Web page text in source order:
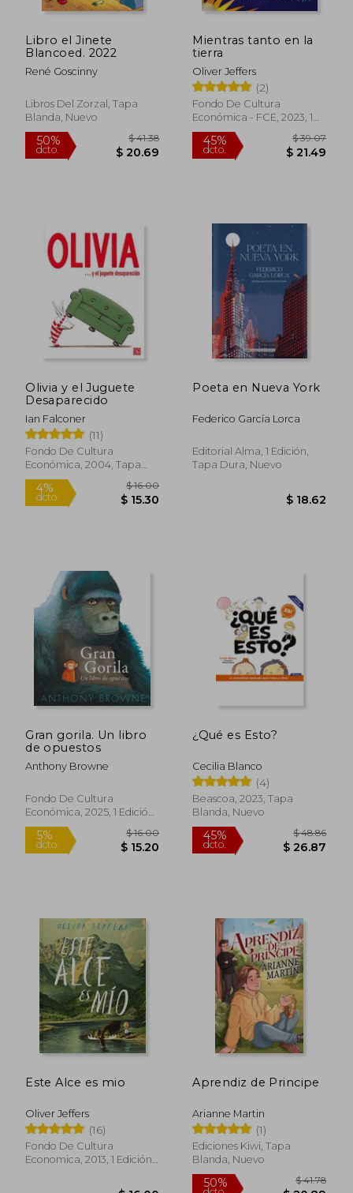
Libro el Jinete
Blancoed. 2022
René Goscinny
Libros Del Zorzal, Tapa
Blanda, Nuevo
50%
dcto.
Mientras tanto en la
tierra
Oliver Jeffers
(2)
Fondo De Cultura
Económica - FCE, 2023, 1
Edición, Tapa Dura, Nuevo
dcto.
Olivia y el Juguete
Desaparecido
Ian Falconer
(11)
Fondo De Cultura
Económica, 2004, Tapa
Dura, Nuevo
4%
dcto.
$ 16.00
$ 15.30
Poeta en Nueva York
Federico García Lorca
Editorial Alma, 1 Edición,
Tapa Dura, Nuevo
Gran gorila. Un libro
de opuestos
Anthony Browne
Fondo De Cultura
Económica, 2025, 1 Edición,
Tapa Dura, Nuevo
¿Qué es Esto?
Cecilia Blanco
(4)
Beascoa, 2023, Tapa
Blanda, Nuevo
Este Alce es mio
Oliver Jeffers
(16)
Fondo De Cultura
Economica, 2013, 1 Edición,
Aprendiz de Principe
Arianne Martin
(1)
Ediciones Kiwi, Tapa
Blanda, Nuevo